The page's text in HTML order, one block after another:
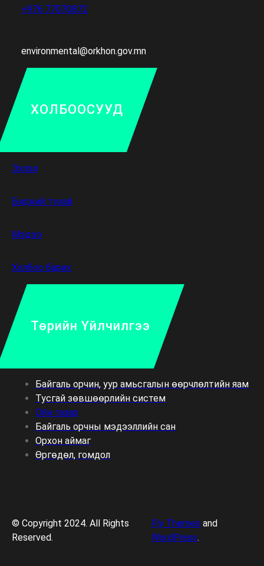
+976 77070872
environmental@orkhon.gov.mn
ХОЛБООСУУД
Эхлэл
Бидний тухай
Мэдээ
Холбоо барих
Төрийн Үйлчилгээ
Байгаль орчин, уур амьсгалын өөрчлөлтийн яам
Тусгай зөвшөөрлийн систем
Ойн газар
Байгаль орчны мэдээллийн сан
Орхон аймаг
Өргөдөл, гомдол
© Copyright 2024. All Rights
Reserved.
Fly Themes and
WordPress.